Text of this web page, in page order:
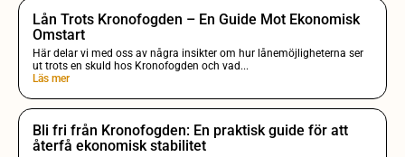
Lån Trots Kronofogden – En Guide Mot Ekonomisk
Omstart
Här delar vi med oss av några insikter om hur lånemöjligheterna ser
ut trots en skuld hos Kronofogden och vad...
Läs mer
Bli fri från Kronofogden: En praktisk guide för att
återfå ekonomisk stabilitet